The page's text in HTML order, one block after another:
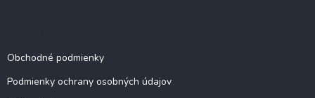
Obchodné podmienky
Podmienky ochrany osobných údajov